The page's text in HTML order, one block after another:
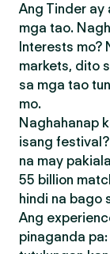
Ang Tinder ay
mga tao.
Interests mo?
markets, dito
sa mga tao
mo.
Naghahanap
isang
na may
55 billion
hindi na bago
Ang
pinaganda